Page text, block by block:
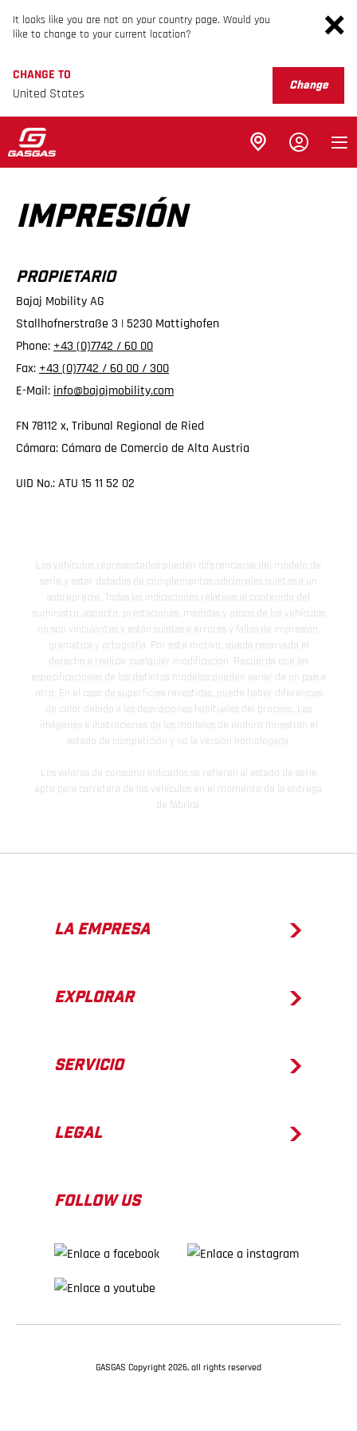
It looks like you are not on your country page. Would you
like to change to your current location?
CHANGE TO
United States
Change
IMPRESIÓN
PROPIETARIO
Bajaj Mobility AG
Stallhofnerstraße 3 | 5230 Mattighofen
Phone: +43 (0)7742 / 60 00
Fax: +43 (0)7742 / 60 00 / 300
E-Mail: info@bajajmobility.com
FN 78112 x, Tribunal Regional de Ried
Cámara: Cámara de Comercio de Alta Austria
UID No.: ATU 15 11 52 02
Los vehículos representados pueden diferenciarse del modelo de
serie y estar dotados de complementos adicionales sujetos a un
sobreprecio. Todas las indicaciones relativas al contenido del
suministro, aspecto, prestaciones, medidas y pesos de los vehículos
no son vinculantes y están sujetas a errores y fallos de impresión,
gramática y ortografía. Por este motivo, queda reservado el
derecho a realizar cualquier modificación. Recuerda que las
especificaciones de los distintos modelos pueden variar de un país a
otro. En el caso de superficies revestidas, puede haber diferencias
de color debido a las desviaciones habituales del proceso. Las
imágenes e ilustraciones de los modelos de enduro muestran el
estado de competición y no la versión homologada.
Los valores de consumo indicados se refieren al estado de serie
apto para carretera de los vehículos en el momento de la entrega
de fábrica.
LA EMPRESA
EXPLORAR
SERVICIO
LEGAL
FOLLOW US
GASGAS Copyright 2026, all rights reserved